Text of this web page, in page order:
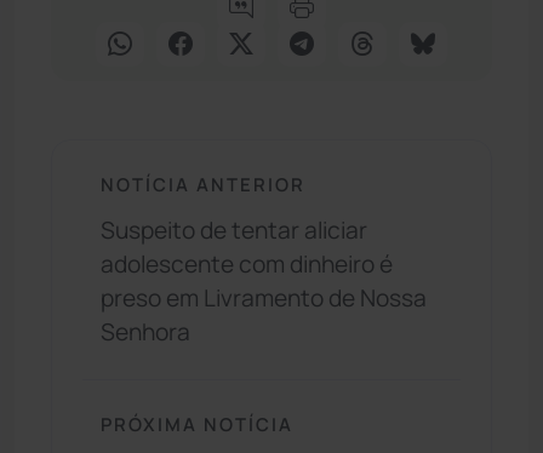
NOTÍCIA ANTERIOR
Suspeito de tentar aliciar
adolescente com dinheiro é
preso em Livramento de Nossa
Senhora
PRÓXIMA NOTÍCIA